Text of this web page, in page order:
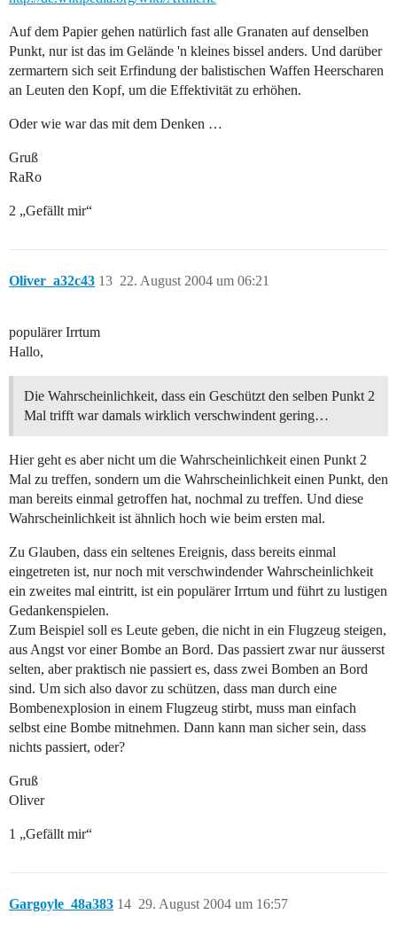
Auf dem Papier gehen natürlich fast alle Granaten auf denselben
Punkt, nur ist das im Gelände 'n kleines bissel anders. Und darüber
zermartern sich seit Erfindung der balistischen Waffen Heerscharen
an Leuten den Kopf, um die Effektivität zu erhöhen.
Oder wie war das mit dem Denken …
Gruß
RaRo
2 „Gefällt mir“
Oliver_a32c43 22. August 2004 um 06:21
13
populärer Irrtum
Hallo,
Die Wahrscheinlichkeit, dass ein Geschützt den selben Punkt 2
Mal trifft war damals wirklich verschwindent gering…
Hier geht es aber nicht um die Wahrscheinlichkeit einen Punkt 2
Mal zu treffen, sondern um die Wahrscheinlichkeit einen Punkt, den
man bereits einmal getroffen hat, nochmal zu treffen. Und diese
Wahrscheinlichkeit ist ähnlich hoch wie beim ersten mal.
Zu Glauben, dass ein seltenes Ereignis, dass bereits einmal
eingetreten ist, nur noch mit verschwindender Wahrscheinlichkeit
ein zweites mal eintritt, ist ein populärer Irrtum und führt zu lustigen
Gedankenspielen.
Zum Beispiel soll es Leute geben, die nicht in ein Flugzeug steigen,
aus Angst vor einer Bombe an Bord. Das passiert zwar nur äusserst
selten, aber praktisch nie passiert es, dass zwei Bomben an Bord
sind. Um sich also davor zu schützen, dass man durch eine
Bombenexplosion in einem Flugzeug stirbt, muss man einfach
selbst eine Bombe mitnehmen. Dann kann man sicher sein, dass
nichts passiert, oder?
Gruß
Oliver
1 „Gefällt mir“
Gargoyle_48a383 29. August 2004 um 16:57
14